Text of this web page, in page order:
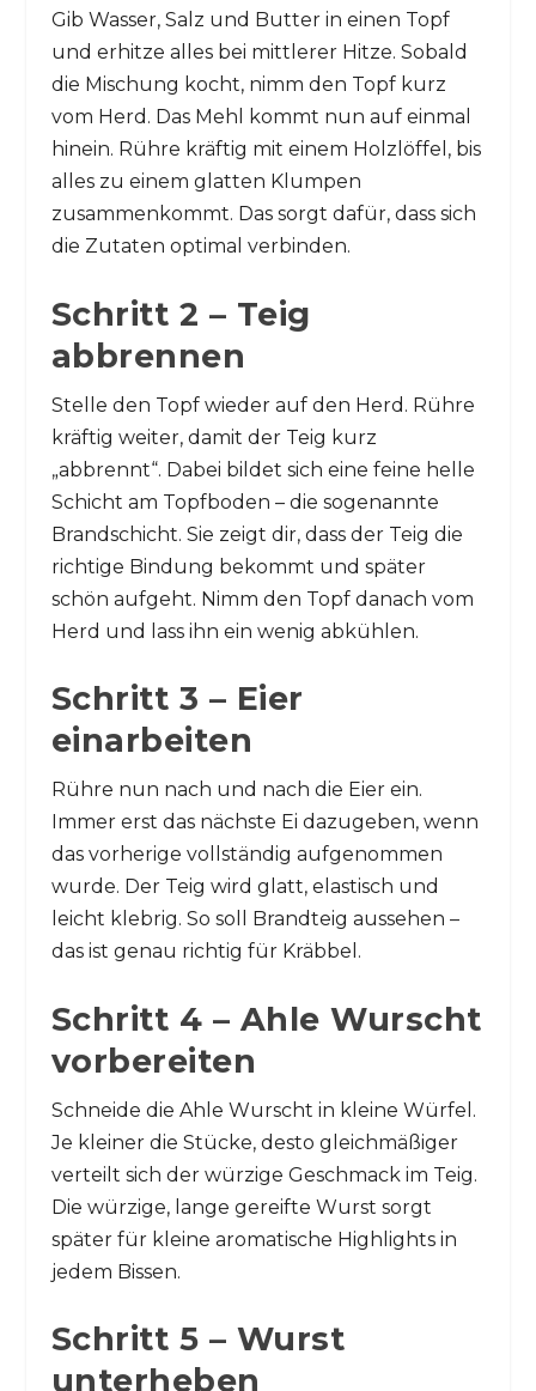
Gib Wasser, Salz und Butter in einen Topf
und erhitze alles bei mittlerer Hitze. Sobald
die Mischung kocht, nimm den Topf kurz
vom Herd. Das Mehl kommt nun auf einmal
hinein. Rühre kräftig mit einem Holzlöffel, bis
alles zu einem glatten Klumpen
zusammenkommt. Das sorgt dafür, dass sich
die Zutaten optimal verbinden.
Schritt 2 – Teig
abbrennen
Stelle den Topf wieder auf den Herd. Rühre
kräftig weiter, damit der Teig kurz
„abbrennt“. Dabei bildet sich eine feine helle
Schicht am Topfboden – die sogenannte
Brandschicht. Sie zeigt dir, dass der Teig die
richtige Bindung bekommt und später
schön aufgeht. Nimm den Topf danach vom
Herd und lass ihn ein wenig abkühlen.
Schritt 3 – Eier
einarbeiten
Rühre nun nach und nach die Eier ein.
Immer erst das nächste Ei dazugeben, wenn
das vorherige vollständig aufgenommen
wurde. Der Teig wird glatt, elastisch und
leicht klebrig. So soll Brandteig aussehen –
das ist genau richtig für Kräbbel.
Schritt 4 – Ahle Wurscht
vorbereiten
Schneide die Ahle Wurscht in kleine Würfel.
Je kleiner die Stücke, desto gleichmäßiger
verteilt sich der würzige Geschmack im Teig.
Die würzige, lange gereifte Wurst sorgt
später für kleine aromatische Highlights in
jedem Bissen.
Schritt 5 – Wurst
unterheben